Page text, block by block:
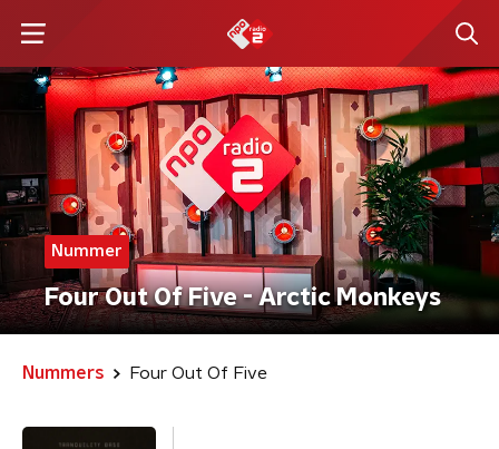
Nummer
Four Out Of Five - Arctic Monkeys
Nummers Four Out Of Five